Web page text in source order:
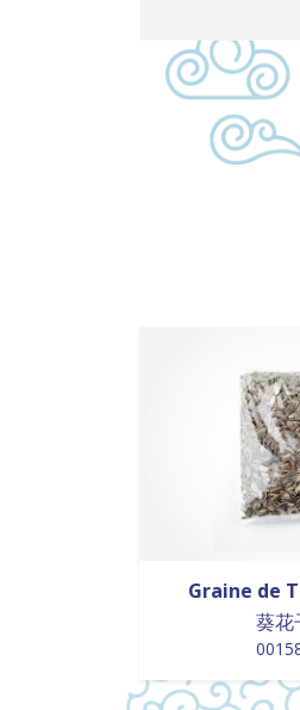
Graine de
葵花